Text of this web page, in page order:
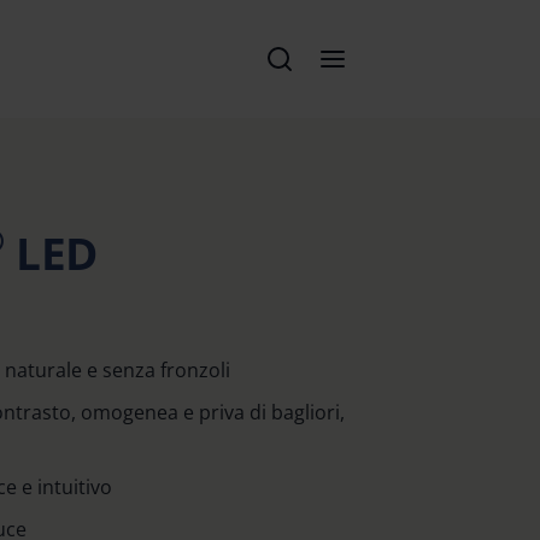
LED
e senza fronzoli
omogenea e priva di bagliori,
e intuitivo